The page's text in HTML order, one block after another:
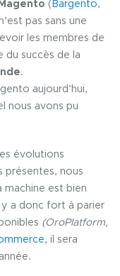
Magento ( Bargento,
pas sans une
les membres de
du succès de la
.
aujourd’hui,
nous avons pu
évolutions
présentes, nous
machine est bien
y a donc fort à parier
(OroPlatform,
, il sera